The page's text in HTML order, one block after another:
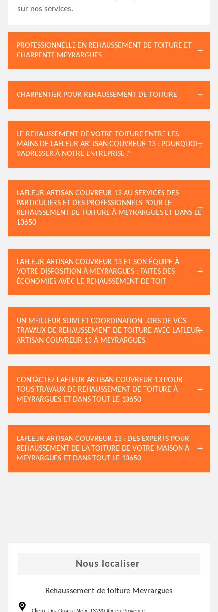
sur nos services.
PROFESSIONNELLE EN REHAUSSEMENT DE TOITURE ET
CHARPENTE MEYRARGUES
CHARPENTIER POUR REHAUSSEMENT DE TOITURE
LE REHAUSSEMENT DE VOTRE TOITURE ENTRE LES
MAINS DE LAFLEUR ARTISAN COUVREUR 13 : POURQUOI
S’ADRESSER À NOTRE ENTREPRISE ?
LAFLEUR ARTISAN COUVREUR 13 AU SERVICES DES
PARTICULIERS ET DES PROFESSIONNELS POUR LE
REHAUSSEMENT DE TOITURE À MEYRARGUES ET DANS LE
13650
LAFLEUR ARTISAN COUVREUR 13 ET SON ÉQUIPE À
VOTRE DISPOSITION À MEYRARGUES : FAITES DES
ÉCONOMIES AVEC LE REHAUSSEMENT DE TOIT
UN MEILLEUR SUIVI ET COORDINATION LORS DE VOS
TRAVAUX DE REHAUSSEMENT DE TOITURE AVEC LAFLEUR
ARTISAN COUVREUR 13 À MEYRARGUES
CONTACTEZ LAFLEUR ARTISAN COUVREUR 13 POUR
TOUS TRAVAUX DE REHAUSSEMENT DE TOITURE À
MEYRARGUES ET DANS TOUT LE 13650
LAFLEUR ARTISAN COUVREUR 13 : DES EXPERTS POUR
REHAUSSEMENT DE LA TOITURE DE VOTRE MAISON À
MEYRARGUES ET DANS TOUT LE 13650
Nous localiser
Rehaussement de toiture Meyrargues